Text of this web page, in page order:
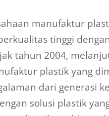
manufaktur
tinggi
tahun 2004,
plastik yang
dari generasi
solusi plastik